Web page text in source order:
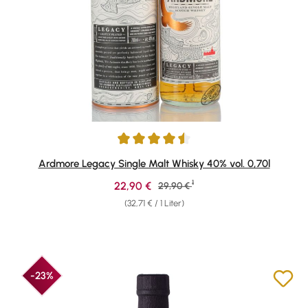
Durchschnittliche Bewertung von 4.61 von 5 Sternen
Ardmore Legacy Single Malt Whisky 40% vol. 0,70l
(32,71 € / 1 Liter)
Verkaufspreis:
22,90 € Regulärer Preis:
29,90 € 1
-23%